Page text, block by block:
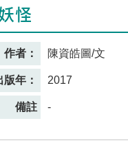
怪
作者： 陳資皓圖/文
版年： 2017
備註 -